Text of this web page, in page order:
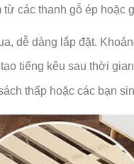
các thanh gỗ ép hoặc
dễ dàng lắp đặt.
tiếng kêu sau thời
thấp hoặc các bạn